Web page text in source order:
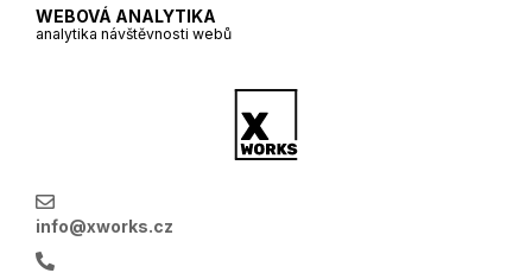
WEBOVÁ ANALYTIKA
analytika návštěvnosti webů
info@xworks.cz